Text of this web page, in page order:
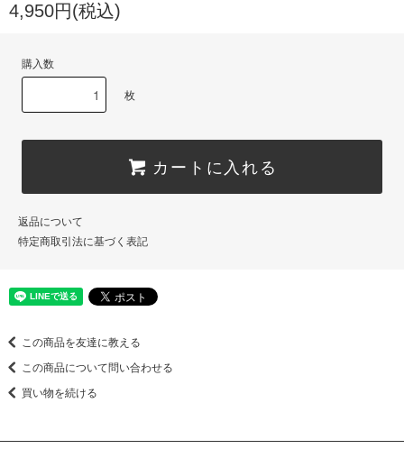
4,950円(税込)
購入数
枚
カートに入れる
返品について
特定商取引法に基づく表記
この商品を友達に教える
この商品について問い合わせる
買い物を続ける